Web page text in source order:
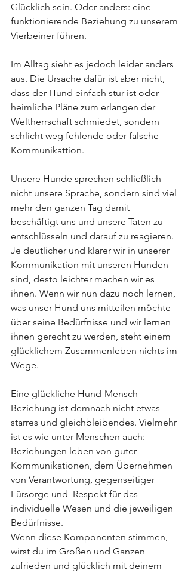
Glücklich sein. Oder anders: eine
funktionierende Beziehung zu unserem
Vierbeiner führen.
Im Alltag sieht es jedoch leider anders
aus. Die Ursache dafür ist aber nicht,
dass der Hund einfach stur ist oder
heimliche Pläne zum erlangen der
Weltherrschaft schmiedet, sondern
schlicht weg fehlende oder falsche
Kommunikattion.
Unsere Hunde sprechen schließlich
nicht unsere Sprache, sondern sind viel
mehr den ganzen Tag damit
beschäftigt uns und unsere Taten zu
entschlüsseln und darauf zu reagieren.
Je deutlicher und klarer wir in unserer
Kommunikation mit unseren Hunden
sind, desto leichter machen wir es
ihnen. Wenn wir nun dazu noch lernen,
was unser Hund uns mitteilen möchte
über seine Bedürfnisse und wir lernen
ihnen gerecht zu werden, steht einem
glücklichem Zusammenleben nichts im
Wege.
Eine glückliche Hund-Mensch-
Beziehung ist demnach nicht etwas
starres und gleichbleibendes. Vielmehr
ist es wie unter Menschen auch:
Beziehungen leben von guter
Kommunikationen, dem Übernehmen
von Verantwortung, gegenseitiger
Fürsorge und  Respekt für das
individuelle Wesen und die jeweiligen
Bedürfnisse.
Wenn diese Komponenten stimmen,
wirst du im Großen und Ganzen
zufrieden und glücklich mit deinem